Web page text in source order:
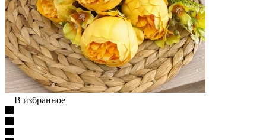
В избранное